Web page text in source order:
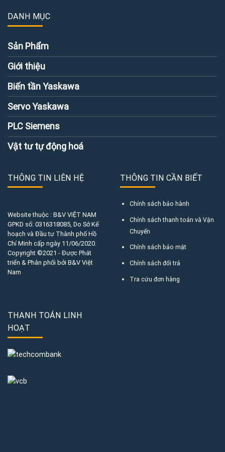
DANH MỤC
Sản Phẩm
Giới thiệu
Biến tần Yaskawa
Servo Yaskawa
PLC Siemens
Vật tư tự động hoá
THÔNG TIN LIÊN HỆ
Website thuộc : B&V VIỆT NAM
GPKD số: 0316318085, Do Sở Kế
hoạch và Đầu tư Thành phố Hồ
Chí Minh cấp ngày 11/06/2020.
Copyright ©2021 - Được Phát
triển & Phân phối bởi B&V Việt
Nam
THÔNG TIN CẦN BIẾT
Chính sách bảo hành
Chính sách thanh toán và Vận
Chuyển
Chính sách bảo mật
Chính sách đổi trả
Tra cứu đơn hàng
THANH TOÁN LINH
HOẠT